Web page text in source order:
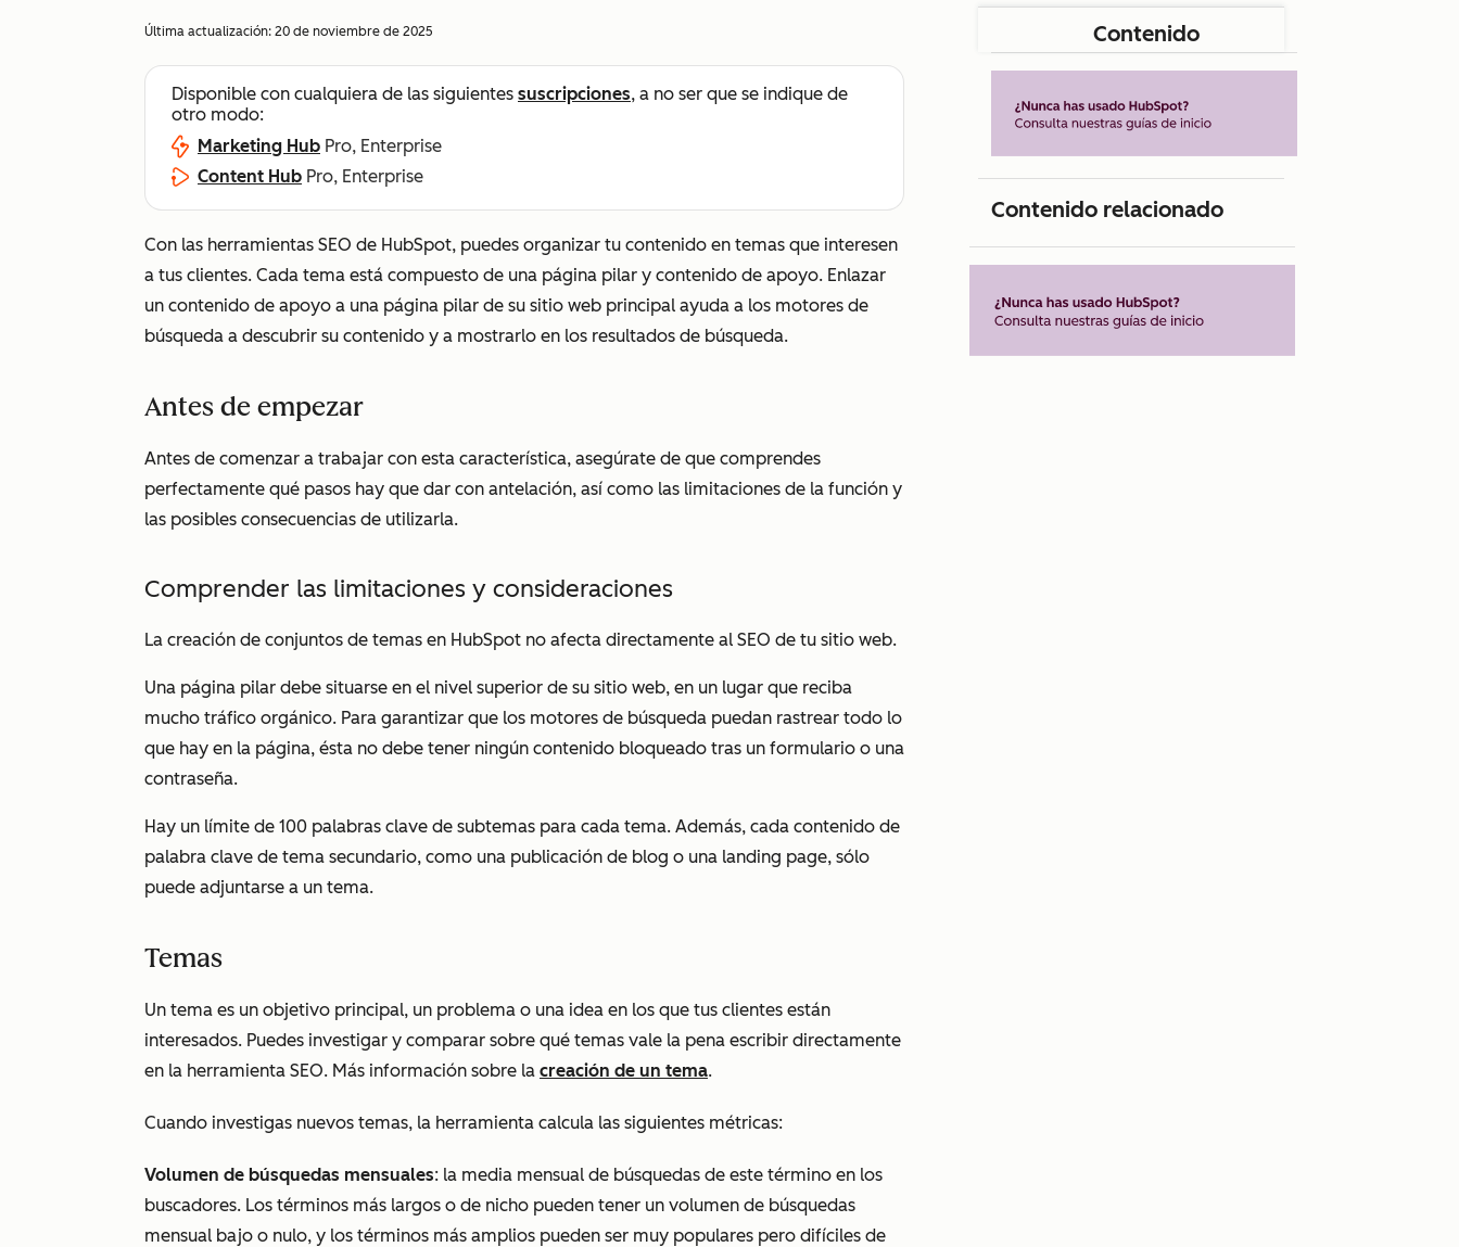
Última actualización: 20 de noviembre de 2025
Disponible con cualquiera de las siguientes suscripciones, a no ser que se indique de
otro modo:
Marketing Hub Pro, Enterprise
Content Hub Pro, Enterprise
Con las herramientas SEO de HubSpot, puedes organizar tu contenido en temas que interesen
a tus clientes. Cada tema está compuesto de una página pilar y contenido de apoyo. Enlazar
un contenido de apoyo a una página pilar de su sitio web principal ayuda a los motores de
búsqueda a descubrir su contenido y a mostrarlo en los resultados de búsqueda.
Antes de empezar
Antes de comenzar a trabajar con esta característica, asegúrate de que comprendes
perfectamente qué pasos hay que dar con antelación, así como las limitaciones de la función y
las posibles consecuencias de utilizarla.
Comprender las limitaciones y consideraciones
La creación de conjuntos de temas en HubSpot no afecta directamente al SEO de tu sitio web.
Una página pilar debe situarse en el nivel superior de su sitio web, en un lugar que reciba
mucho tráfico orgánico. Para garantizar que los motores de búsqueda puedan rastrear todo lo
que hay en la página, ésta no debe tener ningún contenido bloqueado tras un formulario o una
contraseña.
Hay un límite de 100 palabras clave de subtemas para cada tema. Además, cada contenido de
palabra clave de tema secundario, como una publicación de blog o una landing page, sólo
puede adjuntarse a un tema.
Temas
Un tema es un objetivo principal, un problema o una idea en los que tus clientes están
interesados. Puedes investigar y comparar sobre qué temas vale la pena escribir directamente
en la herramienta SEO. Más información sobre la creación de un tema.
Cuando investigas nuevos temas, la herramienta calcula las siguientes métricas:
Volumen de búsquedas mensuales: la media mensual de búsquedas de este término en los
buscadores. Los términos más largos o de nicho pueden tener un volumen de búsquedas
mensual bajo o nulo, y los términos más amplios pueden ser muy populares pero difíciles de
Contenido
Contenido relacionado